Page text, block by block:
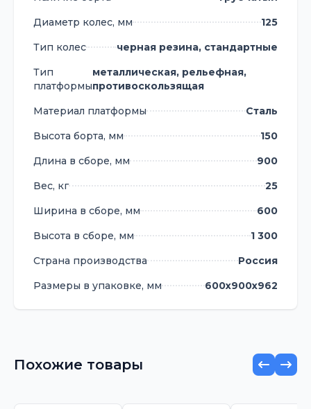
Диаметр колес, мм
125
Тип колес
черная резина, стандартные
Тип
платформы
металлическая, рельефная,
противоскользящая
Материал платформы
Сталь
Высота борта, мм
150
Длина в сборе, мм
900
Вес, кг
25
Ширина в сборе, мм
600
Высота в сборе, мм
1 300
Страна производства
Россия
Размеры в упаковке, мм
600х900х962
Похожие товары